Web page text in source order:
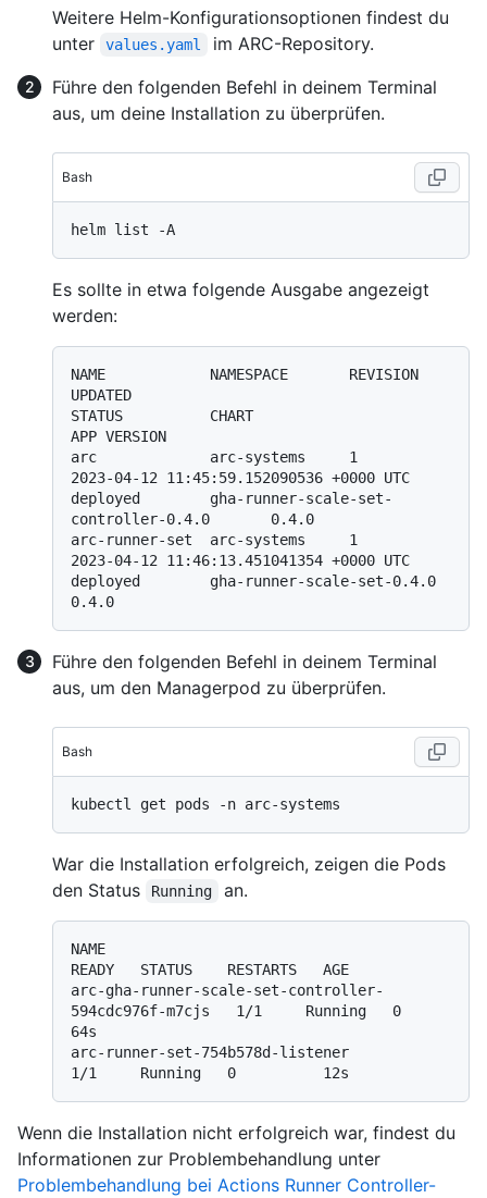
Weitere Helm-Konfigurationsoptionen findest du
unter
values.yaml
im ARC-Repository.
Führe den folgenden Befehl in deinem Terminal
aus, um deine Installation zu überprüfen.
Bash
Es sollte in etwa folgende Ausgabe angezeigt
werden:
NAME            NAMESPACE       REVISION
UPDATED
STATUS          CHART
APP VERSION
arc             arc-systems     1
2023-04-12 11:45:59.152090536 +0000 UTC
deployed        gha-runner-scale-set-
controller-0.4.0       0.4.0
arc-runner-set  arc-systems     1
2023-04-12 11:46:13.451041354 +0000 UTC
deployed        gha-runner-scale-set-0.4.0
Führe den folgenden Befehl in deinem Terminal
aus, um den Managerpod zu überprüfen.
Bash
War die Installation erfolgreich, zeigen die Pods
den Status
Running an.
NAME
READY   STATUS    RESTARTS   AGE
arc-gha-runner-scale-set-controller-
594cdc976f-m7cjs   1/1     Running   0
64s
arc-runner-set-754b578d-listener
Wenn die Installation nicht erfolgreich war, findest du
Informationen zur Problembehandlung unter
Problembehandlung bei Actions Runner Controller-